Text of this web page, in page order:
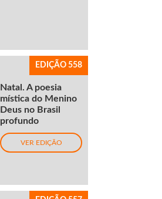
EDIÇÃO 558
Natal. A poesia
mística do Menino
Deus no Brasil
profundo
VER EDIÇÃO